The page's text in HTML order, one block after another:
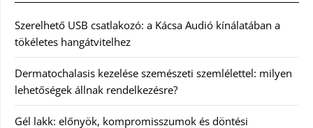
Szerelhető USB csatlakozó: a Kácsa Audió kínálatában a
tökéletes hangátvitelhez
Dermatochalasis kezelése szemészeti szemlélettel: milyen
lehetőségek állnak rendelkezésre?
Gél lakk: előnyök, kompromisszumok és döntési